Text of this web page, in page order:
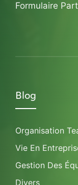
Formulaire
Blog
Organisation
Vie En
Gestion Des
Divers